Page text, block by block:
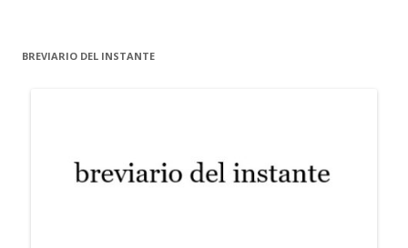
BREVIARIO DEL INSTANTE